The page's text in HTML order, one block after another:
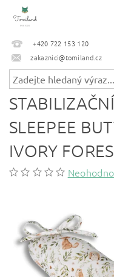
+420 722 153 120
zakaznici@tomiland.cz
SLEEPEE
IVORY